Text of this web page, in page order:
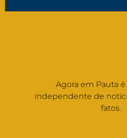
Agora em Pauta
independente de
fatos.